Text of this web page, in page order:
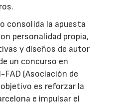
consolida la apuesta
personalidad propia,
y diseños de autor
un concurso en
(Asociación de
es reforzar la
e impulsar el